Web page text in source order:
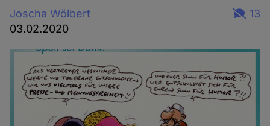
Joscha Wölbert
03.02.2020
13